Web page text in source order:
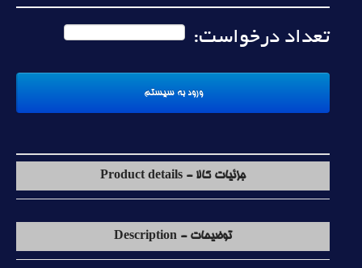
تعداد درخواست:
جزئیات کالا - Product details
توضیحات - Description